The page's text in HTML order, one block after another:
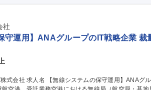
社
守運用】ANAグループのIT戦略企業 裁
のIT戦略企業◎裁量権のある